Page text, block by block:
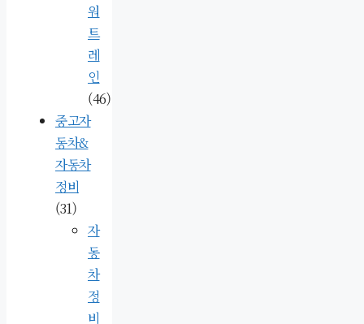
워
트
레
인
(46)
중고자
동차&
자동차
정비
(31)
자
동
차
정
비